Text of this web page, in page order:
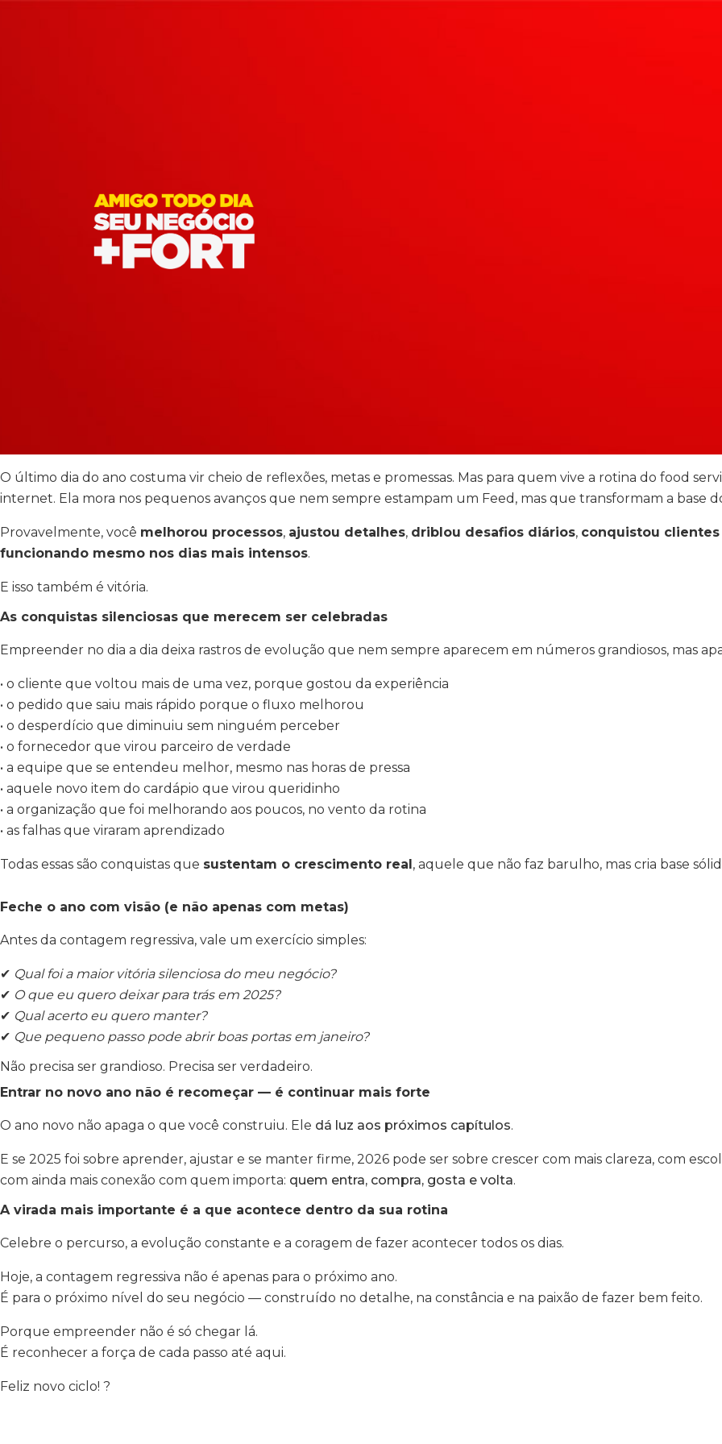
O último dia do ano costuma vir cheio de reflexões, metas e promessas. Mas para quem vive a rotina do food
internet. Ela mora nos pequenos avanços que nem sempre estampam um Feed, mas que transformam a base
Provavelmente, você melhorou processos, ajustou detalhes, driblou desafios diários, conquistou clientes
funcionando mesmo nos dias mais intensos.
E isso também é vitória.
As conquistas silenciosas que merecem ser celebradas
Empreender no dia a dia deixa rastros de evolução que nem sempre aparecem em números grandiosos, mas
• o cliente que voltou mais de uma vez, porque gostou da experiência
• o pedido que saiu mais rápido porque o fluxo melhorou
• o desperdício que diminuiu sem ninguém perceber
• o fornecedor que virou parceiro de verdade
• a equipe que se entendeu melhor, mesmo nas horas de pressa
• aquele novo item do cardápio que virou queridinho
• a organização que foi melhorando aos poucos, no vento da rotina
• as falhas que viraram aprendizado
Todas essas são conquistas que sustentam o crescimento real , aquele que não faz barulho, mas cria base
Feche o ano com visão (e não apenas com metas)
Antes da contagem regressiva, vale um exercício simples:
✔ Qual foi a maior vitória silenciosa do meu negócio?
✔ O que eu quero deixar para trás em 2025?
✔ Qual acerto eu quero manter?
✔ Que pequeno passo pode abrir boas portas em janeiro?
Não precisa ser grandioso. Precisa ser verdadeiro.
Entrar no novo ano não é recomeçar — é continuar mais forte
O ano novo não apaga o que você construiu. Ele dá luz aos próximos capítulos.
E se 2025 foi sobre aprender, ajustar e se manter firme, 2026 pode ser sobre crescer com mais clareza, com
com ainda mais conexão com quem importa: quem entra, compra, gosta e volta.
A virada mais importante é a que acontece dentro da sua rotina
Celebre o percurso, a evolução constante e a coragem de fazer acontecer todos os dias.
Hoje, a contagem regressiva não é apenas para o próximo ano.
É para o próximo nível do seu negócio — construído no detalhe, na constância e na paixão de fazer bem feito.
Porque empreender não é só chegar lá.
É reconhecer a força de cada passo até aqui.
Feliz novo ciclo! ?